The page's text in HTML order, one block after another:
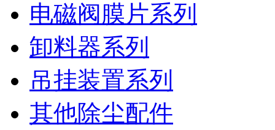
电磁阀膜片系列
卸料器系列
吊挂装置系列
其他除尘配件